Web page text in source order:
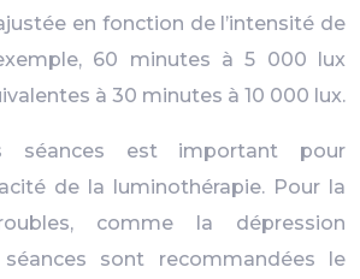
en fonction de l’intensité de
60 minutes à 5 000 lux
à 30 minutes à 10 000 lux.
séances est important pour
de la luminothérapie. Pour la
comme la dépression
séances sont recommandées le